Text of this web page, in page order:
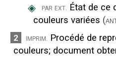
◈ par ext. État de ce
couleurs variées (
2 imprim. Procédé de
couleurs; document